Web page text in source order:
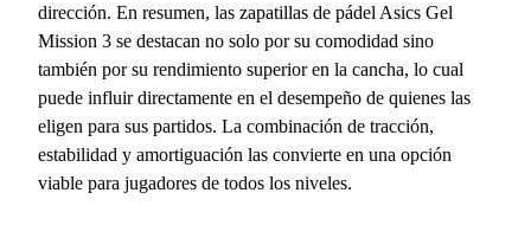
dirección. En resumen, las zapatillas de pádel Asics Gel
Mission 3 se destacan no solo por su comodidad sino
también por su rendimiento superior en la cancha, lo cual
puede influir directamente en el desempeño de quienes las
eligen para sus partidos. La combinación de tracción,
estabilidad y amortiguación las convierte en una opción
viable para jugadores de todos los niveles.